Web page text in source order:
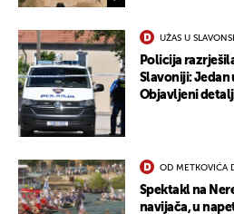
UŽAS U
Policija
Slavoniji: Jedan
Objavljeni
OD METKOVIĆA
Spektakl na
navijača, u